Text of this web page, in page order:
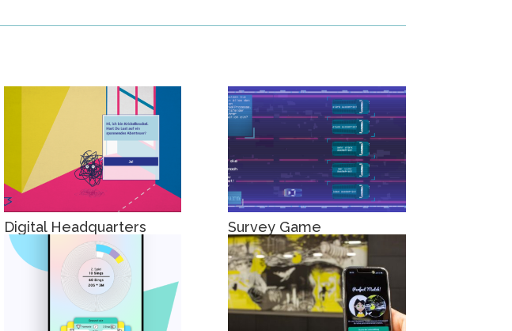
Digital Headquarters Survey Game